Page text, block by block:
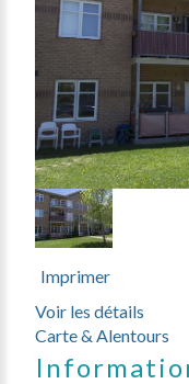
Imprimer
Voir les détails
Carte & Alentours